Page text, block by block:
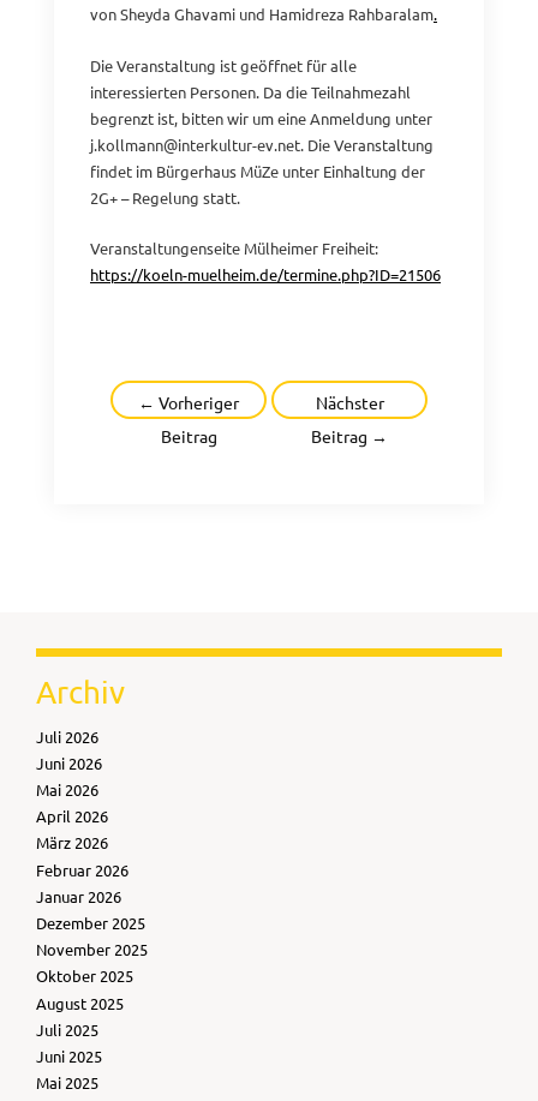
von Sheyda Ghavami und Hamidreza Rahbaralam.
Die Veranstaltung ist geöffnet für alle
interessierten Personen. Da die Teilnahmezahl
begrenzt ist, bitten wir um eine Anmeldung unter
j.kollmann@interkultur-ev.net. Die Veranstaltung
findet im Bürgerhaus MüZe unter Einhaltung der
2G+ – Regelung statt.
Veranstaltungenseite Mülheimer Freiheit:
https://koeln-muelheim.de/termine.php?ID=21506
Beitragsnavigation
← Vorheriger
Beitrag
Nächster
Beitrag →
Archiv
Juli 2026
Juni 2026
Mai 2026
April 2026
März 2026
Februar 2026
Januar 2026
Dezember 2025
November 2025
Oktober 2025
August 2025
Juli 2025
Juni 2025
Mai 2025